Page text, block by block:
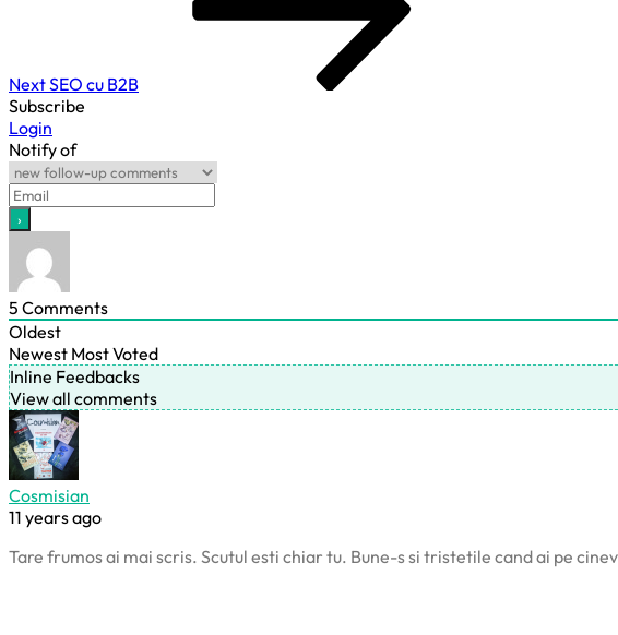
NextSEO cu B2B
Subscribe
Login
Notify of
5 Comments
Oldest
Newest Most Voted
Inline Feedbacks
View all comments
Cosmisian
11 years ago
Tare frumos ai mai scris. Scutul esti chiar tu. Bune-s si tristetile cand ai pe